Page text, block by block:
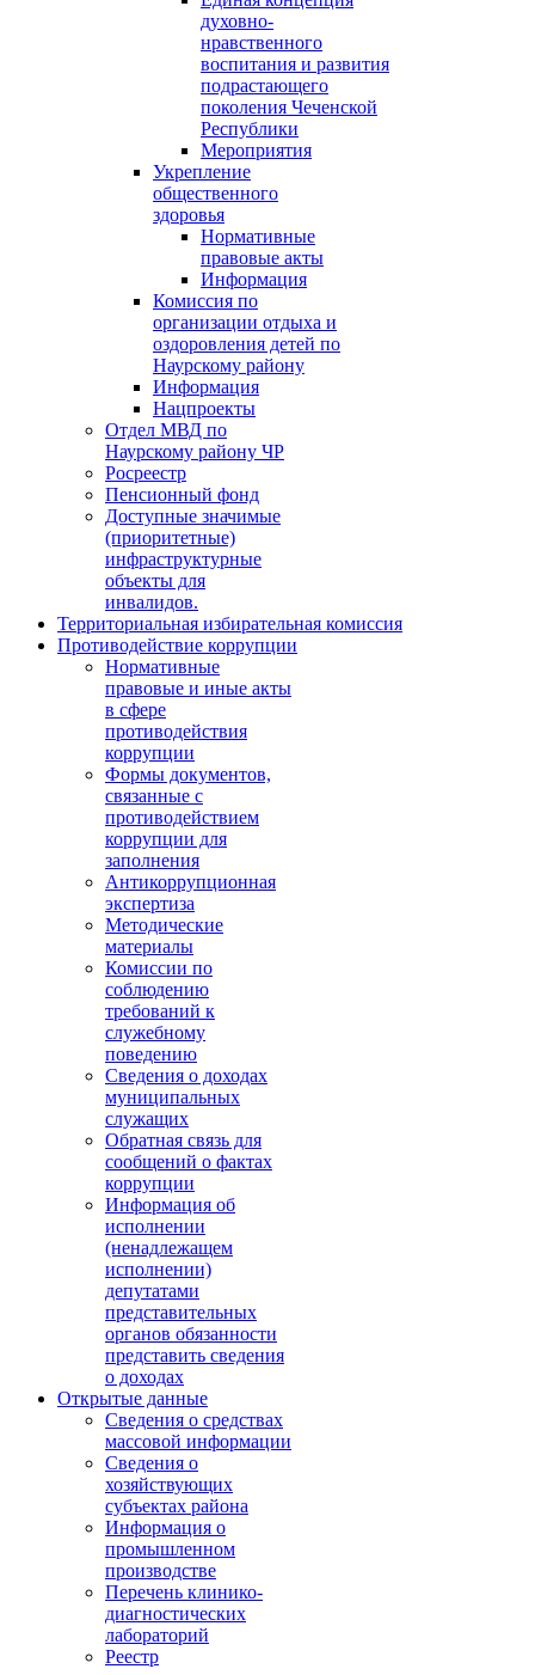
духовно-
нравственного
воспитания и развития
подрастающего
поколения Чеченской
Республики
Мероприятия
Укрепление
общественного
здоровья
Нормативные
правовые акты
Информация
Комиссия по
организации отдыха и
оздоровления детей по
Наурскому району
Информация
Нацпроекты
Отдел МВД по
Наурскому району ЧР
Росреестр
Пенсионный фонд
Доступные значимые
(приоритетные)
инфраструктурные
объекты для
инвалидов.
Территориальная избирательная комиссия
Противодействие коррупции
Нормативные
правовые и иные акты
в сфере
противодействия
коррупции
Формы документов,
связанные с
противодействием
коррупции для
заполнения
Антикоррупционная
экспертиза
Методические
материалы
Комиссии по
соблюдению
требований к
служебному
поведению
Сведения о доходах
муниципальных
служащих
Обратная связь для
сообщений о фактах
коррупции
Информация об
исполнении
(ненадлежащем
исполнении)
депутатами
представительных
органов обязанности
представить сведения
о доходах
Открытые данные
Сведения о средствах
массовой информации
Сведения о
хозяйствующих
субъектах района
Информация о
промышленном
производстве
Перечень клинико-
диагностических
лабораторий
Реестр